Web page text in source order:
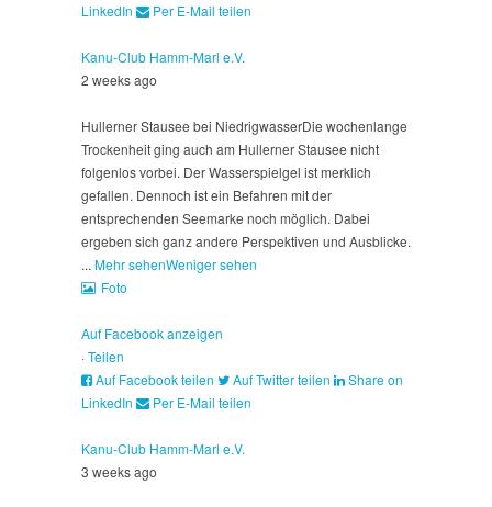
LinkedIn
Per E-Mail teilen
Kanu-Club Hamm-Marl e.V.
2 weeks ago
Hullerner Stausee bei NiedrigwasserDie wochenlange
Trockenheit ging auch am Hullerner Stausee nicht
folgenlos vorbei. Der Wasserspielgel ist merklich
gefallen. Dennoch ist ein Befahren mit der
entsprechenden Seemarke noch möglich. Dabei
ergeben sich ganz andere Perspektiven und Ausblicke.
... Mehr sehenWeniger sehen
Foto
Auf Facebook anzeigen
·Teilen
Auf Facebook teilen
Auf Twitter teilen
Share on
LinkedIn
Per E-Mail teilen
Kanu-Club Hamm-Marl e.V.
3 weeks ago